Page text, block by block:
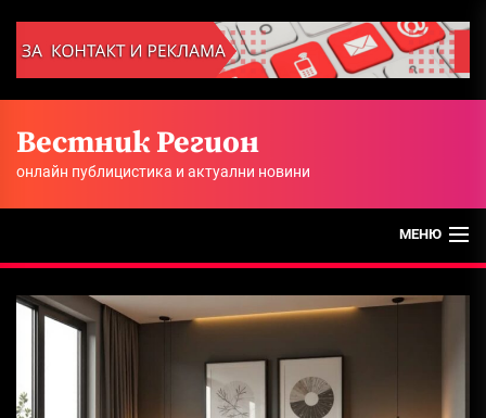
the
Вестник Регион
онлайн публицистика и актуални новини